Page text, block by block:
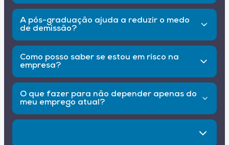
Fortaleça seu networking, tenha uma reserva
financeira e invista em qualificação.
A pós-graduação ajuda a reduzir o medo
de demissão?
Sim! Estar atualizado aumenta sua
empregabilidade e sua confiança.
Como posso saber se estou em risco na
empresa?
Busque feedbacks, avalie seu desempenho e
observe sinais como corte de pessoal,
mudanças na liderança ou falta de valorização.
O que fazer para não depender apenas do
meu emprego atual?
Fortaleça seu networking, tenha uma reserva